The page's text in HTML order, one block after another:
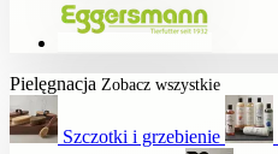
Pielęgnacja Zobacz wszystkie
Szczotki i grzebienie